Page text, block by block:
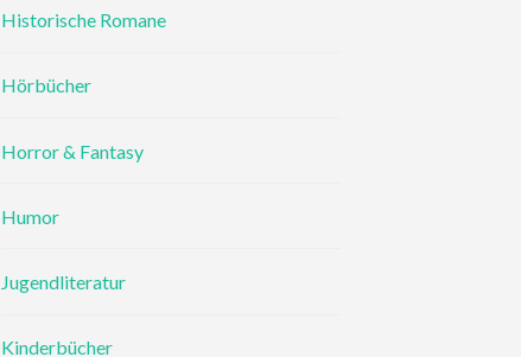
Historische Romane
Hörbücher
Horror & Fantasy
Humor
Jugendliteratur
Kinderbücher